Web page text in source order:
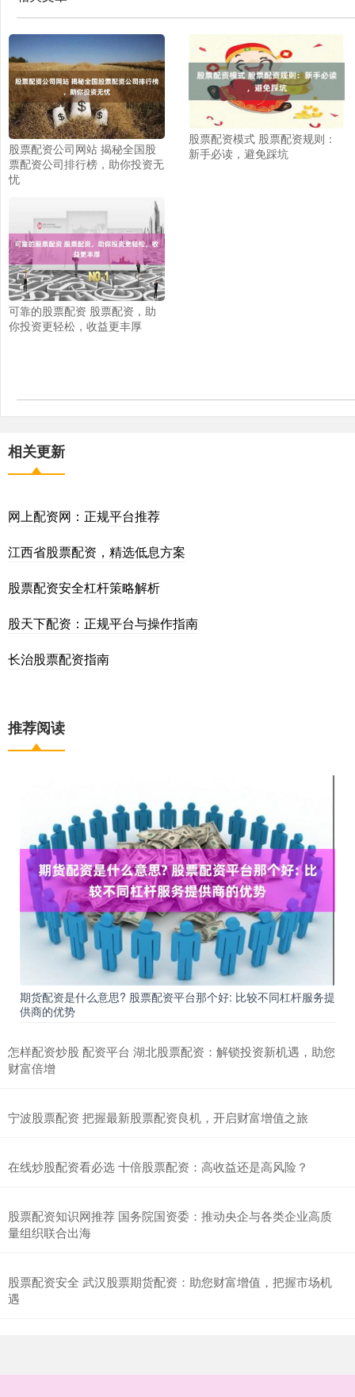
股票配资公司网站 揭秘全国股
票配资公司排行榜，助你投资无
忧
股票配资模式 股票配资规则：
新手必读，避免踩坑
可靠的股票配资 股票配资，助
你投资更轻松，收益更丰厚
相关更新
网上配资网：正规平台推荐
江西省股票配资，精选低息方案
股票配资安全杠杆策略解析
股天下配资：正规平台与操作指南
长治股票配资指南
推荐阅读
期货配资是什么意思? 股票配资平台那个好: 比较不同杠杆服务提
供商的优势
怎样配资炒股 配资平台 湖北股票配资：解锁投资新机遇，助您
财富倍增
宁波股票配资 把握最新股票配资良机，开启财富增值之旅
在线炒股配资看必选 十倍股票配资：高收益还是高风险？
股票配资知识网推荐 国务院国资委：推动央企与各类企业高质
量组织联合出海
股票配资安全 武汉股票期货配资：助您财富增值，把握市场机
遇